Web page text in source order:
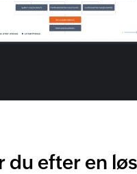
du efter en